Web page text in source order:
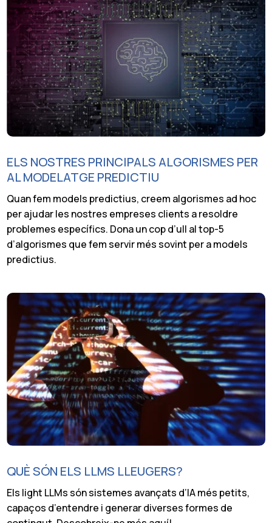
ELS NOSTRES PRINCIPALS ALGORISMES PER
AL MODELATGE PREDICTIU
Quan fem models predictius, creem algorismes ad hoc
per ajudar les nostres empreses clients a resoldre
problemes específics. Dona un cop d’ull al top-5
d’algorismes que fem servir més sovint per a models
predictius.
QUÈ SÓN ELS LLMS LLEUGERS?
Els light LLMs són sistemes avançats d’IA més petits,
capaços d’entendre i generar diverses formes de